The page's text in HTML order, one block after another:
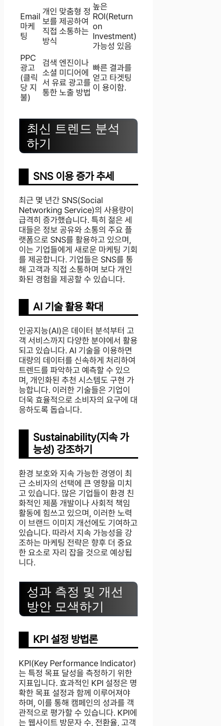
Email
마케
팅
개인 맞춤형 정
보를 제공하여
직접 소통하는
방식
높은
ROI(Return
on
Investment)
가능성 있음
PPC
광고
(클릭
당 지
불)
검색 엔진이나
소셜 미디어에
서 유료 광고를
통한 노출 방법
빠른 결과를
얻고 타겟팅
이 용이함.
최신 트렌드 분석
하기
SNS 이용 증가 추세
최근 몇 년간 SNS(Social
Networking Service)의 사용량이
급격히 증가했습니다. 특히 젊은 세
대들은 정보 공유와 소통의 주요 플
랫폼으로 SNS를 활용하고 있으며,
이는 기업들에게 새로운 마케팅 기회
를 제공합니다. 기업들은 SNS를 통
해 고객과 직접 소통하며 보다 개인
화된 경험을 제공할 수 있습니다.
AI 기술 활용 확대
인공지능(AI)은 데이터 분석부터 고
객 서비스까지 다양한 분야에서 활용
되고 있습니다. AI 기술을 이용하면
대량의 데이터를 신속하게 처리하여
트렌드를 파악하고 예측할 수 있으
며, 개인화된 추천 시스템도 구현 가
능합니다. 이러한 기술들은 기업이
더욱 효율적으로 소비자의 요구에 대
응하도록 돕습니다.
Sustainability(지속 가
능성) 강조하기
환경 보호와 지속 가능한 경영이 최
근 소비자의 선택에 큰 영향을 미치
고 있습니다. 많은 기업들이 환경 친
화적인 제품 개발이나 사회적 책임
활동에 힘쓰고 있으며, 이러한 노력
이 브랜드 이미지 개선에도 기여하고
있습니다. 따라서 지속 가능성을 강
조하는 마케팅 전략은 향후 더 중요
한 요소로 자리 잡을 것으로 예상됩
니다.
성과 측정 및 개선
방안 모색하기
KPI 설정 방법론
KPI(Key Performance Indicator)
는 특정 목표 달성을 측정하기 위한
지표입니다. 효과적인 KPI 설정은 명
확한 목표 설정과 함께 이루어져야
하며, 이를 통해 캠페인의 성과를 객
관적으로 평가할 수 있습니다. KPI에
는 웹사이트 방문자 수, 전환율, 고객